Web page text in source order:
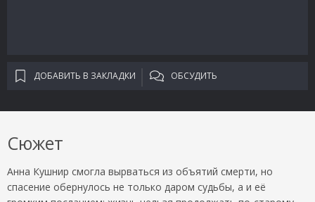
ДОБАВИТЬ В ЗАКЛАДКИ ОБСУДИТЬ
Сюжет
Анна Кушнир смогла вырваться из объятий смерти, но
спасение обернулось не только даром судьбы, а и её